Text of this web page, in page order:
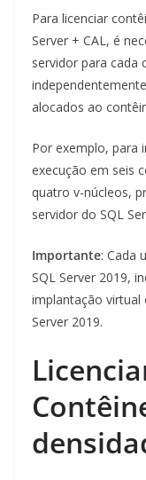
Para licenciar
Server + CAL, é
servidor para cada
alocados ao
Por exemplo, para
execução em seis
quatro v-núcleos,
servidor do SQL
Importante: Cada
SQL Server 2019,
implantação virtual
Server 2019.